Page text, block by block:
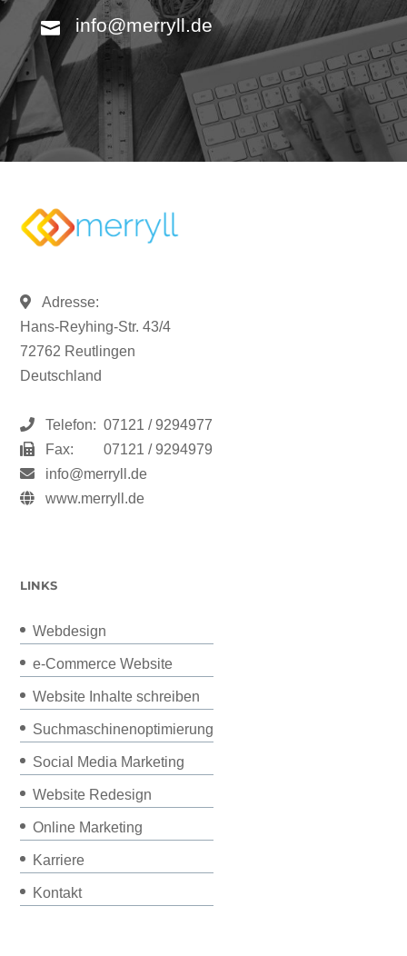
info@merryll.de
Adresse:
Hans-Reyhing-Str. 43/4
72762 Reutlingen
Deutschland
Telefon: 07121 / 9294977
Fax:
07121 / 9294979
info@merryll.de
www.merryll.de
LINKS
Webdesign
e-Commerce Website
Website Inhalte schreiben
Suchmaschinenoptimierung
Social Media Marketing
Website Redesign
Online Marketing
Karriere
Kontakt